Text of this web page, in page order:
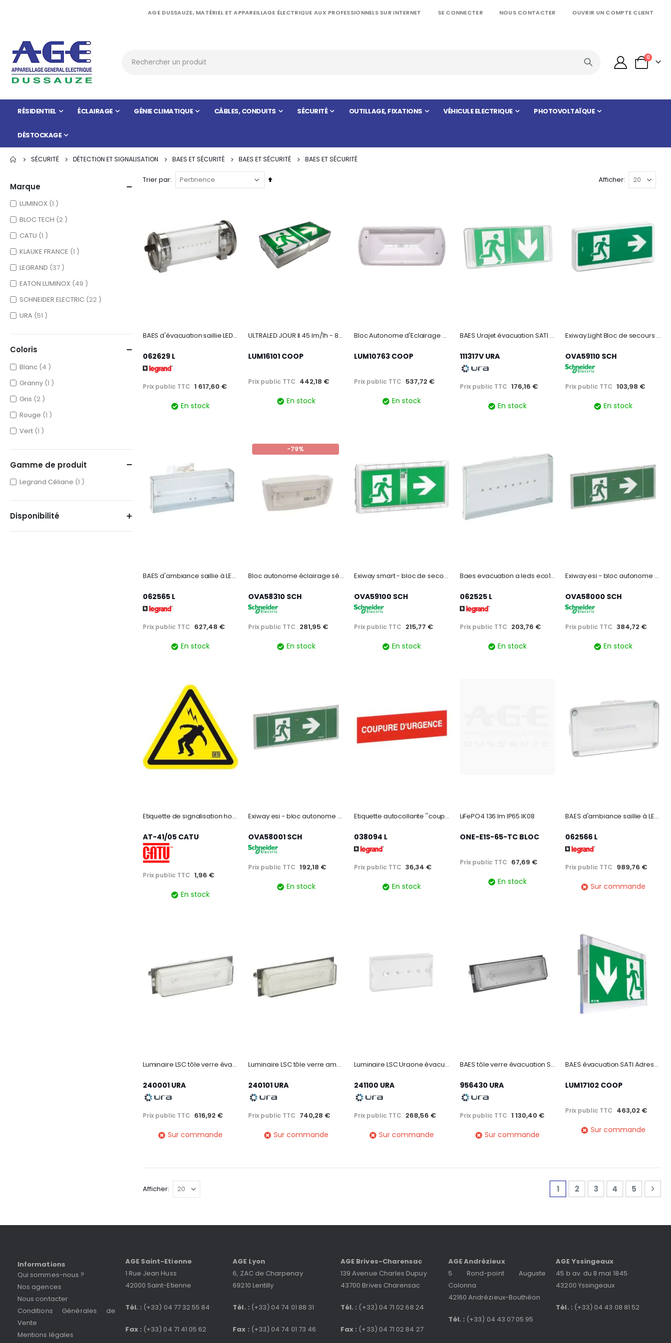
AGE DUSSAUZE, MATÉRIEL ET APPAREILLAGE ÉLECTRIQUE AUX PROFESSIONNELS SUR INTERNET SE CONNECTER NOUS CONTACTER OUVRIR UN COMPTE CLIENT
Panier
0articles
RÉSIDENTIEL ÉCLAIRAGE GÉNIE CLIMATIQUE CÂBLES, CONDUITS SÉCURITÉ OUTILLAGE, FIXATIONS VÉHICULE ELECTRIQUE PHOTOVOLTAÏQUE
DÉSTOCKAGE
SÉCURITÉ DÉTECTION ET SIGNALISATION BAES ET SÉCURITÉ BAES ET SÉCURITÉ BAES ET SÉCURITÉ
Trier par
Par
Afficher
BAES d'évacuation saillie LEDs 45lm 1h plastique/inox IP67 IK07 SATI Adressable
062629 L
Prix public TTC 1 617,60 €
En stock
ULTRALED JOUR II 45 lm/1h - 8lm/5h - 100% LEDs
LUM16101 COOP
Prix public TTC 442,18 €
En stock
Bloc Autonome d'Eclairage de Sécurité SATI Uniled 2 - 400 lm - 1h - IP42/IK07
LUM10763 COOP
Prix public TTC 537,72 €
En stock
BAES Urajet évacuation SATI - 45lm / 0,8W
111317V URA
Prix public TTC 176,16 €
En stock
Exiway Light Bloc de secours Evacuation IP42 SATI
OVA59110 SCH
Prix public TTC 103,98 €
En stock
BAES d'ambiance saillie à LEDs 400lm plastique IP43 IK07 SATI Connecté
062565 L
Prix public TTC 627,48 €
En stock
-79%
Bloc autonome éclairage sécurité adressable évacuation - ip42 - bloc à led
OVA58310 SCH
Prix public TTC 281,95 €
En stock
Exiway smart - bloc de secours évacuat - report défaut - sati - led - ip42
OVA59100 SCH
Prix public TTC 215,77 €
En stock
Baes evacuation a leds eco1 plastique ip43 ik07 sati autodiag
062525 L
Prix public TTC 203,76 €
En stock
Exiway esi - bloc autonome éclairage sécurité - sati - led - ip42
OVA58000 SCH
Prix public TTC 384,72 €
En stock
Etiquette de signalisation homme foudroyé 50 mm.
AT-41/05 CATU
Prix public TTC 1,96 €
En stock
Exiway esi - bloc autonome éclairage sécurité - sati - led - ip65
OVA58001 SCH
Prix public TTC 192,18 €
En stock
Etiquette autocollante ''coupure d'urgence'' - pour coffret ''bris de glace''
038094 L
Prix public TTC 36,34 €
En stock
LiFePO4 136 lm IP65 IK08
ONE-E1S-65-TC BLOC
Prix public TTC 67,69 €
En stock
BAES d'ambiance saillie à LEDs 400lm plastique IP66 IK10 SATI Connecté
062566 L
Prix public TTC 989,76 €
Sur commande
Luminaire LSC tôle verre évacuation - 24/48Volts
240001 URA
Prix public TTC 616,92 €
Sur commande
Luminaire LSC tôle verre ambiance - 24/48Volts
240101 URA
Prix public TTC 740,28 €
Sur commande
Luminaire LSC Uraone évacuation 24/48 Vdc - 45lm
241100 URA
Prix public TTC 268,56 €
Sur commande
BAES tôle verre évacuation SATI/adressable
956430 URA
Prix public TTC 1 130,40 €
Sur commande
BAES évacuation SATI Adressable - 45lm/1h - IP42 IK04 - Esthétique transparente
LUM17102 COOP
Prix public TTC 463,02 €
Sur commande
Page
Vous lisez actuellement la
1 Page
2 Page
3 Page
4 Page
5
Afficher
Marque
LUMINOX 1 item
BLOC TECH 2 items
CATU 1 item
KLAUKE FRANCE 1 item
LEGRAND 37 items
EATON LUMINOX 49 items
SCHNEIDER ELECTRIC 22 items
URA 51 items
Coloris
Blanc 4 items
Granny 1 item
Gris 2 items
Rouge 1 item
Vert 1 item
Gamme de produit
Legrand Céliane 1 item
Disponibilité
Informations
Qui sommes-nous ?
Nos agences
Nous contacter
Conditions Générales de
Vente
Mentions légales
AGE Saint-Etienne
1 Rue Jean Huss
42000 Saint-Etienne
Tél. : (+33) 04 77 32 55 84
Fax : (+33) 04 71 41 05 62
AGE Lyon
6, ZAC de Charpenay
69210 Lentilly
Tél. : (+33) 04 74 01 88 31
Fax : (+33) 04 74 01 73 46
AGE Brives-Charensac
139 Avenue Charles Dupuy
43700 Brives Charensac
Tél. : (+33) 04 71 02 68 24
Fax : (+33) 04 71 02 84 27
AGE Andrézieux
5 Rond-point Auguste
Colonna
42160 Andrézieux-Bouthéon
Tél. : (+33) 04 43 07 05 95
AGE Yssingeaux
45 b av. du 8 mai 1845
43200 Yssingeaux
Tél. : (+33) 04 43 08 81 52